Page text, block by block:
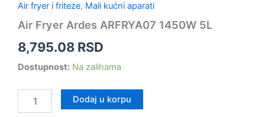
Air fryer i friteze, Mali kućni aparati
Air Fryer Ardes ARFRYA07 1450W 5L
8,795.08 RSD
Dostupnost: Na zalihama
5L
Dodaj u korpu